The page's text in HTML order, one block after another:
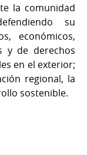
la comunidad
su
económicos,
y de derechos
en el exterior;
regional, la
sostenible.